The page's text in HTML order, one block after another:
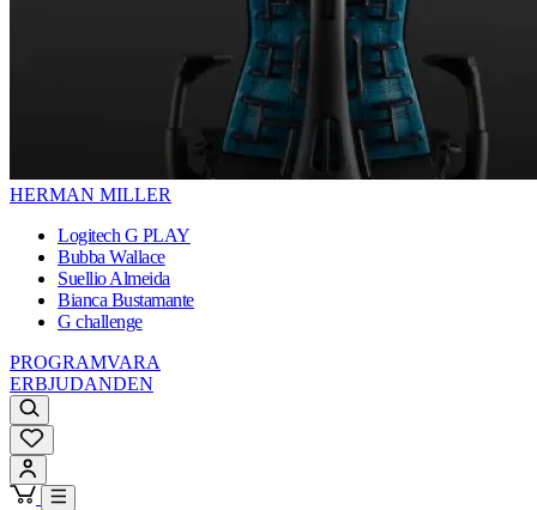
HERMAN MILLER
Logitech G PLAY
Bubba Wallace
Suellio Almeida
Bianca Bustamante
G challenge
PROGRAMVARA
ERBJUDANDEN